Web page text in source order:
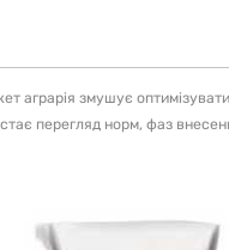
аграрія змушує
перегляд норм, фаз